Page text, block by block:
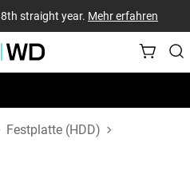
straight year. Mehr erfahren
Festplatte (HDD)